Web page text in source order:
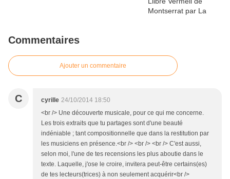
Commentaires
Ajouter un commentaire
C cyrille 24/10/2014 18:50
<br /> Une découverte musicale, pour ce qui me concerne.
Les trois extraits que tu partages sont d'une beauté
indéniable ; tant compositionnelle que dans la restitution par
les musiciens en présence.<br /> <br /> <br /> C'est aussi,
selon moi, l'une de tes recensions les plus aboutie dans le
texte. Laquelle, j'ose le croire, invitera peut-être certains(es)
de tes lecteurs(trices) à non seulement acquérir<br />